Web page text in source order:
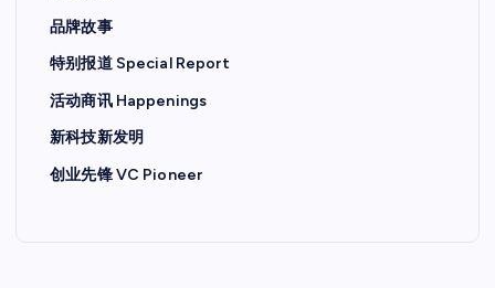
品牌故事
特别报道 Special Report
活动商讯 Happenings
新科技新发明
创业先锋 VC Pioneer